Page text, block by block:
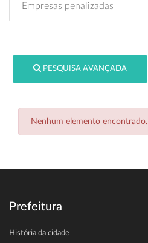
Empresas penalizadas
PESQUISA AVANÇADA
Nenhum elemento encontrado.
Prefeitura
História da cidade